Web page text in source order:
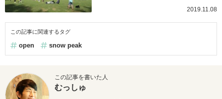
2019.11.08
この記事に関連するタグ
open snow peak
この記事を書いた人
むっしゅ